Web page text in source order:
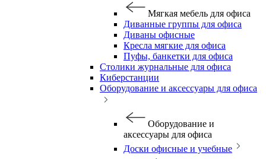
Мягкая мебель для офиса
Диванные группы для офиса
Диваны офисные
Кресла мягкие для офиса
Пуфы, банкетки для офиса
Столики журнальные для офиса
Киберстанции
Оборудование и аксессуары для офиса
Оборудование и
аксессуары для офиса
Доски офисные и учебные